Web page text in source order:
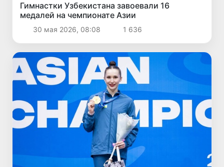
Гимнастки Узбекистана завоевали 16
медалей на чемпионате Азии
30 мая 2026, 08:08 1 636